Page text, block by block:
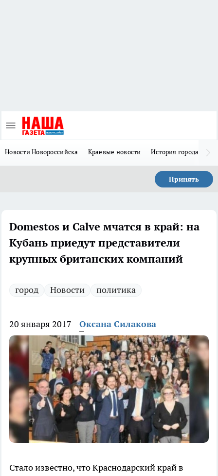
Новости Новороссийска Краевые новости История города Н
Принять
Domestos и Calve мчатся в край: на
Кубань приедут представители
крупных британских компаний
город Новости политика
20 января 2017 Оксана Силакова
Стало известно, что Краснодарский край в